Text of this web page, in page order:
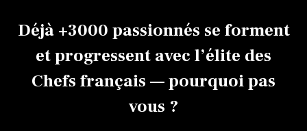
Déjà +3000 passionnés se forment
et progressent avec l’élite des
Chefs français — pourquoi pas
vous ?